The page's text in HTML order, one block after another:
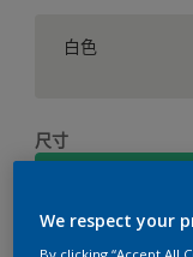
白色
尺寸
数量
We respect your